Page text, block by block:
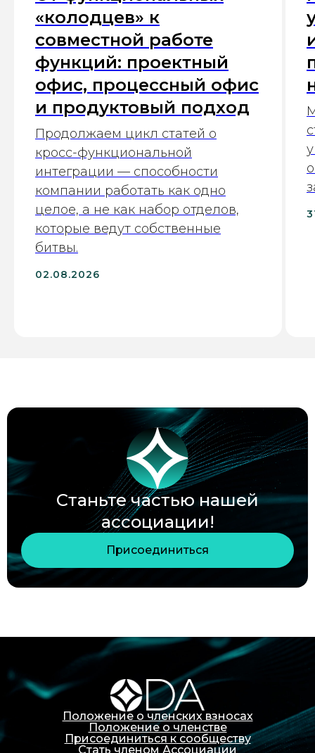
«колодцев» к
совместной работе
функций: проектный
офис, процессный офис
и продуктовый подход
Продолжаем цикл статей о
кросс-функциональной
интеграции — способности
компании работать как одно
целое, а не как набор отделов,
которые ведут собственные
битвы.
02.08.2026
Станьте частью нашей
ассоциации!
Присоединиться
Положение о членских взносах
Положение о членстве
Присоединиться к сообществу
Стать членом Ассоциации